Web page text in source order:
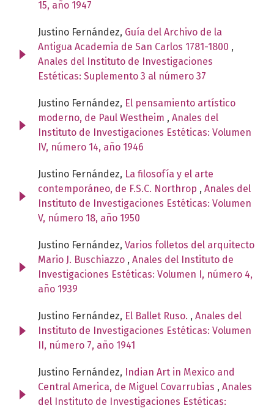
15, año 1947
Justino Fernández, Guía del Archivo de la
Antigua Academia de San Carlos 1781-1800 ,
Anales del Instituto de Investigaciones
Estéticas: Suplemento 3 al número 37
Justino Fernández, El pensamiento artístico
moderno, de Paul Westheim , Anales del
Instituto de Investigaciones Estéticas: Volumen
IV, número 14, año 1946
Justino Fernández, La filosofía y el arte
contemporáneo, de F.S.C. Northrop , Anales del
Instituto de Investigaciones Estéticas: Volumen
V, número 18, año 1950
Justino Fernández, Varios folletos del arquitecto
Mario J. Buschiazzo , Anales del Instituto de
Investigaciones Estéticas: Volumen I, número 4,
año 1939
Justino Fernández, El Ballet Ruso. , Anales del
Instituto de Investigaciones Estéticas: Volumen
II, número 7, año 1941
Justino Fernández, Indian Art in Mexico and
Central America, de Miguel Covarrubias , Anales
del Instituto de Investigaciones Estéticas: